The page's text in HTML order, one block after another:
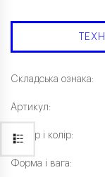
Складська ознака:
Артикул:
Розмір і колір:
Форма і вага: